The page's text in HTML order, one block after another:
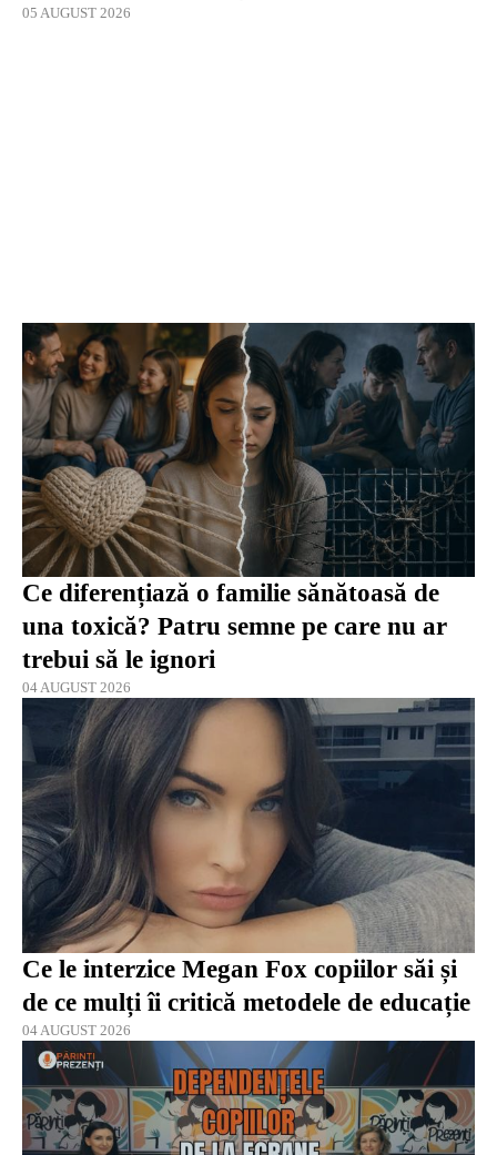
05 AUGUST 2026
Ce diferențiază o familie sănătoasă de
una toxică? Patru semne pe care nu ar
trebui să le ignori
04 AUGUST 2026
Ce le interzice Megan Fox copiilor săi și
de ce mulți îi critică metodele de educație
04 AUGUST 2026